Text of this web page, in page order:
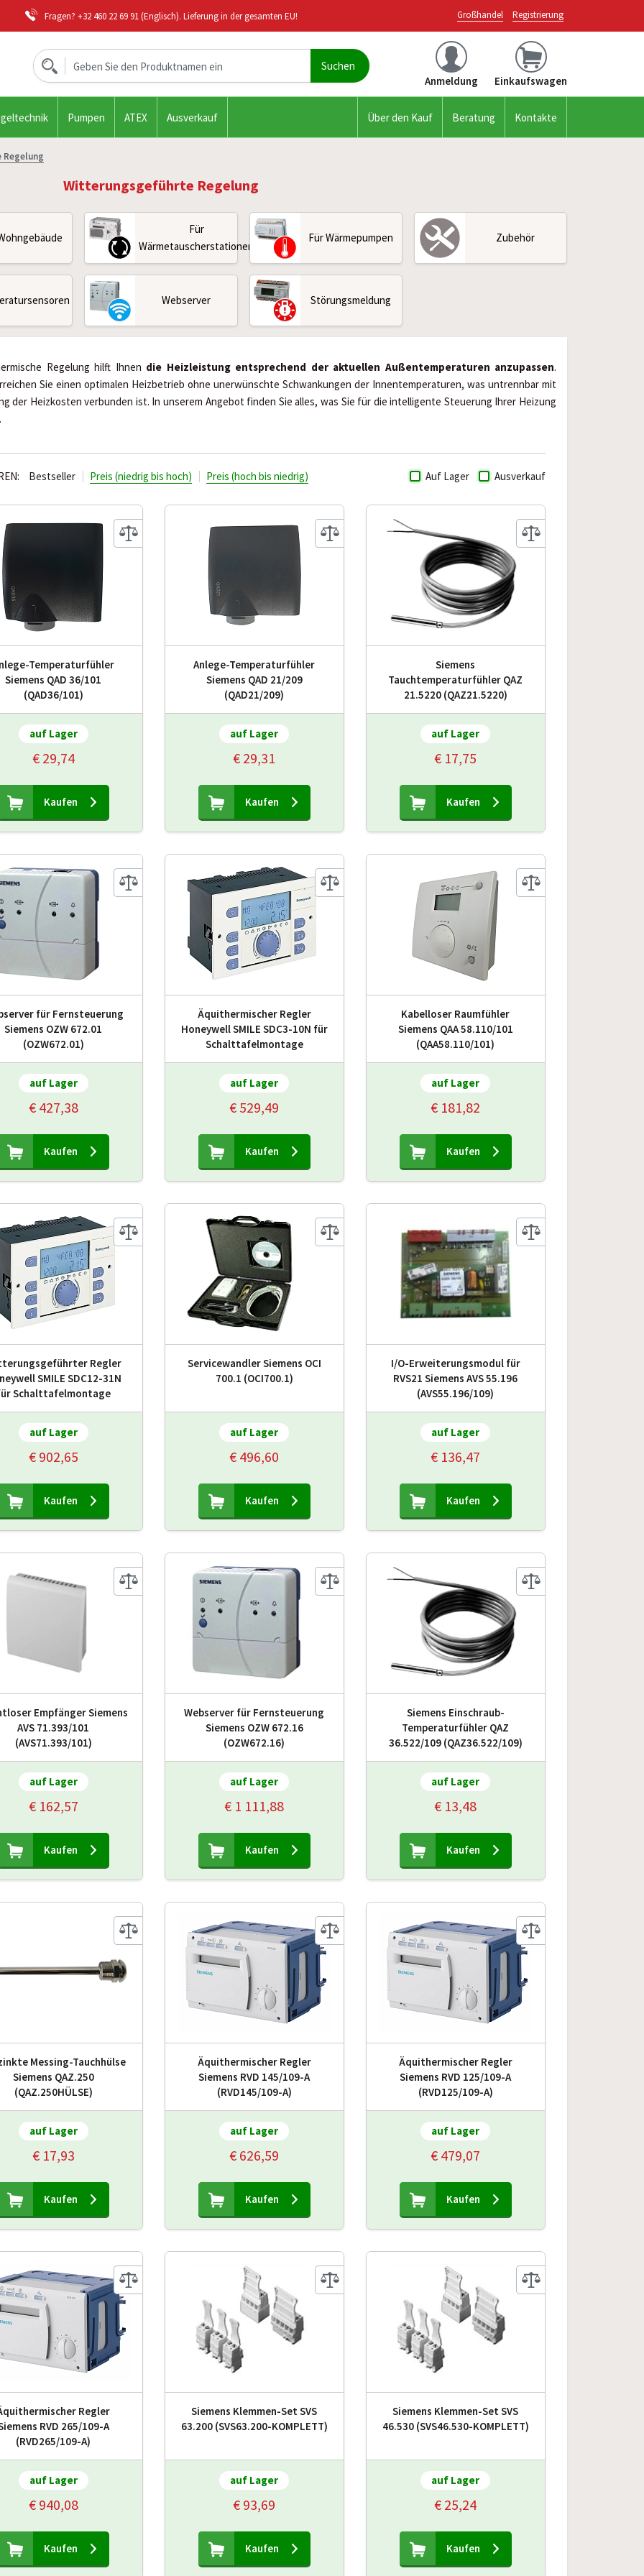
Fragen? +32 460 22 69 91(Englisch). Lieferung in der gesamten EU! Großhandel Registrierung
Anmeldung Einkaufswagen
Pumpen ATEX Ausverkauf Über den Kauf Beratung Kontakte
Witterungsgeführte Regelung
Für
Wärmetauscherstationen
Für Wärmepumpen Zubehör
Webserver Störungsmeldung
Regelung hilft Ihnen die Heizleistung entsprechend der aktuellen Außentemperaturen anzupassen.
Sie einen optimalen Heizbetrieb ohne unerwünschte Schwankungen der Innentemperaturen, was untrennbar mit
der Heizkosten verbunden ist. In unserem Angebot finden Sie alles, was Sie für die intelligente Steuerung Ihrer Heizung
Auf Lager Ausverkauf
Bestseller Preis (niedrig bis hoch) Preis (hoch bis niedrig)
Temperaturfühler
Siemens QAD 36/101
(QAD36/101)
auf Lager
€ 29,74
Kaufen
Anlege-Temperaturfühler
Siemens QAD 21/209
(QAD21/209)
auf Lager
€ 29,31
Kaufen
Siemens
Tauchtemperaturfühler QAZ
21.5220 (QAZ21.5220)
auf Lager
€ 17,75
Kaufen
für Fernsteuerung
Siemens OZW 672.01
(OZW672.01)
auf Lager
€ 427,38
Kaufen
Äquithermischer Regler
Honeywell SMILE SDC3-10N für
Schalttafelmontage
auf Lager
€ 529,49
Kaufen
Kabelloser Raumfühler
Siemens QAA 58.110/101
(QAA58.110/101)
auf Lager
€ 181,82
Kaufen
Regler
SMILE SDC12-31N
Schalttafelmontage
auf Lager
€ 902,65
Kaufen
Servicewandler Siemens OCI
700.1 (OCI700.1)
auf Lager
€ 496,60
Kaufen
I/O-Erweiterungsmodul für
RVS21 Siemens AVS 55.196
(AVS55.196/109)
auf Lager
€ 136,47
Kaufen
Empfänger Siemens
AVS 71.393/101
(AVS71.393/101)
auf Lager
€ 162,57
Kaufen
Webserver für Fernsteuerung
Siemens OZW 672.16
(OZW672.16)
auf Lager
€ 1 111,88
Kaufen
Siemens Einschraub-
Temperaturfühler QAZ
36.522/109 (QAZ36.522/109)
auf Lager
€ 13,48
Kaufen
Messing-Tauchhülse
Siemens QAZ.250
(QAZ.250HÜLSE)
auf Lager
€ 17,93
Kaufen
Äquithermischer Regler
Siemens RVD 145/109-A
(RVD145/109-A)
auf Lager
€ 626,59
Kaufen
Äquithermischer Regler
Siemens RVD 125/109-A
(RVD125/109-A)
auf Lager
€ 479,07
Kaufen
Regler
RVD 265/109-A
(RVD265/109-A)
auf Lager
€ 940,08
Kaufen
Siemens Klemmen-Set SVS
63.200 (SVS63.200-KOMPLETT)
auf Lager
€ 93,69
Kaufen
Siemens Klemmen-Set SVS
46.530 (SVS46.530-KOMPLETT)
auf Lager
€ 25,24
Kaufen